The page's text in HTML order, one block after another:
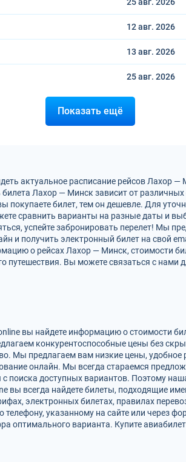
12 авг. 2026
13 авг. 2026
25 авг. 2026
Показать ещё
актуальное расписание рейсов Лахор
Лахор — Минск зависит от
билет, тем он дешевле. Для
сравнить варианты на разные даты и
успейте забронировать перелет! Мы
и получить электронный билет на свой
о рейсах Лахор — Минск, стоимости
путешествия. Вы можете связаться с нами
вы найдете информацию о стоимости
конкурентоспособные цены без
Мы предлагаем вам низкие цены, удобное
онлайн. Мы всегда стараемся
поиска доступных вариантов. Поэтому
вы всегда найдете билеты, подходящие
электронных билетах, правилах
указанному на сайте или через
оптимального варианта. Купите